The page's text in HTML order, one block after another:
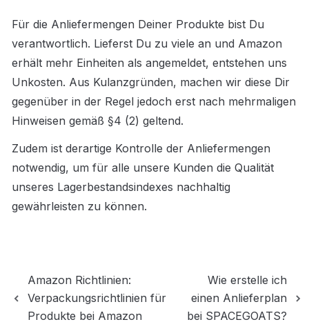
Für die Anliefermengen Deiner Produkte bist Du
verantwortlich. Lieferst Du zu viele an und Amazon
erhält mehr Einheiten als angemeldet, entstehen uns
Unkosten. Aus Kulanzgründen, machen wir diese Dir
gegenüber in der Regel jedoch erst nach mehrmaligen
Hinweisen gemäß §4 (2) geltend.
Zudem ist derartige Kontrolle der Anliefermengen
notwendig, um für alle unsere Kunden die Qualität
unseres Lagerbestandsindexes nachhaltig
gewährleisten zu können.
Amazon Richtlinien:
Verpackungsrichtlinien für
Produkte bei Amazon
Wie erstelle ich
einen Anlieferplan
bei SPACEGOATS?